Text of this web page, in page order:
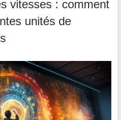
vitesses : comment
unités de